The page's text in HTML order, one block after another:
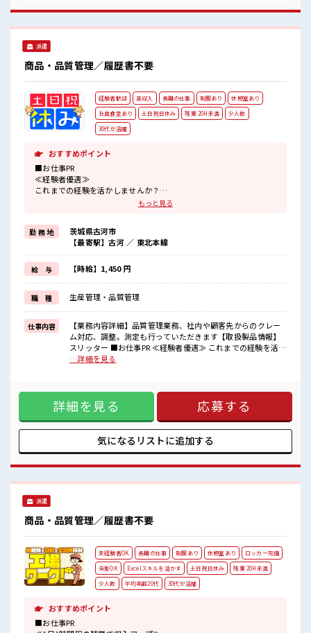
Point☆ ≪20代の方が多数活躍中の職場≫
派遣
商品・品質管理／履歴書不要
経験者歓迎 高収入 長期の仕事 制服あり
休憩室あり
社員食堂あり
土日祝日休み 残業 20H未満
少人数
30代が活躍
おすすめポイント
■お仕事PR
≪経験者優遇≫
これまでの経験を活かしませんか？
≪適度な残業でお給料UP≫
残業は月20時間未満で、
ほどよく稼げます♪
≪完全週休二日制≫
週末は家族や友人と一緒にプライベート満喫！
制服があると毎日の服選びに悩まずOK♪
≪収入アップを目指せる≫
高時給だらけの派遣のお仕事です！
■職場の雰囲気
“コジンマリ”が好きな方にもお勧め！！
少人数の職場です♪
休憩室完備でランチや休憩も充実しそう♪
もっと見る
勤 務 地
茨城県古河市
【最寄駅】古河 ／ 東北本線
給 与 【時給】1,450 円
職 種 生産管理・品質管理
仕事内容
【業務内容詳細】品質管理業務、社内や顧客先からのクレー
ム対応、調整。測定も行っていただきます【取扱製品情報】
スリッター ■お仕事PR ≪経験者優遇≫ これまでの経験を活か
しませんか？ ブランクがあっても大丈夫♪ 経験はちょっとだ
家族や友人と一緒にプライベート満喫！ 制服があると毎日の
服選びに悩まずOK♪ ≪収入アップを目指せる≫ 高時給だら
けの派遣のお仕事です！ ■職場の雰囲気 “コジンマリ”が好き
な方にもお勧め！！ 少人数の職場です♪ 休憩室完備でランチ
や休憩も充実しそう♪ 残業も1日1H程度あるので給料の上乗
せも期待できそう！
…詳細を見る
詳細を見る 応募する
気になるリストに追加する
派遣
商品・品質管理／履歴書不要
未経験者OK 長期の仕事 制服あり 休憩室あり
ロッカー完備
染髪OK
Excelスキルを活かす 土日祝日休み
残業 20H未満
少人数
平均年齢20代 30代が活躍
おすすめポイント
■お仕事PR